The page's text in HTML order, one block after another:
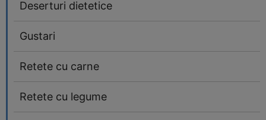
Deserturi dietetice
Gustari
Retete cu carne
Retete cu legume